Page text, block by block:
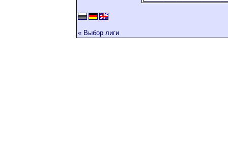
« Выбор лиги